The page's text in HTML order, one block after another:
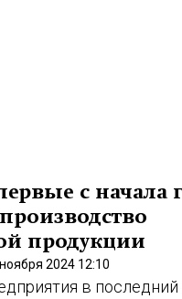
с начала
продукции
2024 12:10
в